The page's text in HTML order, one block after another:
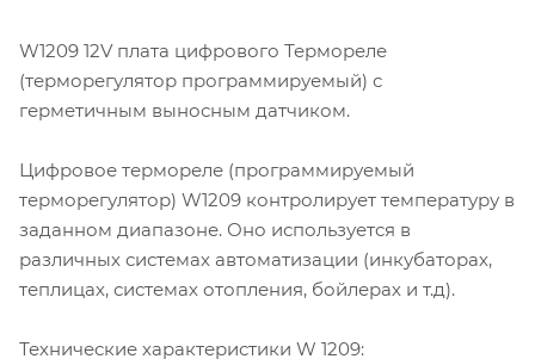
W1209 12V плата цифрового Термореле
(терморегулятор программируемый) с
герметичным выносным датчиком.
Цифровое термореле (программируемый
терморегулятор) W1209 контролирует температуру в
заданном диапазоне. Оно используется в
различных системах автоматизации (инкубаторах,
теплицах, системах отопления, бойлерах и т.д).
Технические характеристики W 1209: